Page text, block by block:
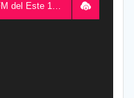
1. Escuchanos en Vivo - FM del Este 100.5, desde Chajarí, Entre Ríos, Argentina